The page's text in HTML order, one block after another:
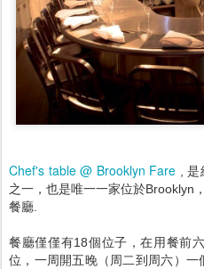
Chef's table @ Brooklyn Fare ,
之一，也是唯一一家位於Brooklyn
餐廳.
餐廳僅僅有18個位子，在用餐前
位，一周開五晚（周二到周六）